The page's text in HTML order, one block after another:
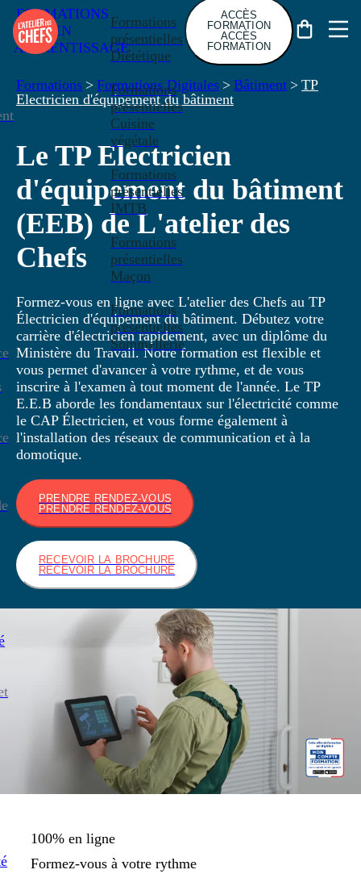
FORMATIONS
EN
APPRENTISSAGE
Formations
présentielles
Diététique
Formations
présentielles
Cuisine
végétale
Formations
présentielles
IMTB
Formations
présentielles
Maçon
Formations
présentielles
Sommellerie
ACCÈS
FORMATION
ACCÈS
FORMATION
Formations > Formations Digitales > Bâtiment > TP
Electricien d'équipement du bâtiment
Le TP Electricien
d'équipement du bâtiment
(EEB) de L'atelier des
Chefs
Formez-vous en ligne avec L'atelier des Chefs au TP
Électricien d'équipement du bâtiment. Débutez votre
carrière d'électricien rapidement, avec un diplôme du
Ministère du Travail. Notre formation est flexible et
vous permet d'avancer à votre rythme, et de vous
inscrire à l'examen à tout moment de l'année. Le TP
E.E.B aborde les fondamentaux sur l'électricité comme
le CAP Électricien, et vous forme également à
l'installation des réseaux de communication et à la
domotique.
PRENDRE RENDEZ-VOUS
PRENDRE RENDEZ-VOUS
RECEVOIR LA BROCHURE
RECEVOIR LA BROCHURE
100% en ligne
Formez-vous à votre rythme